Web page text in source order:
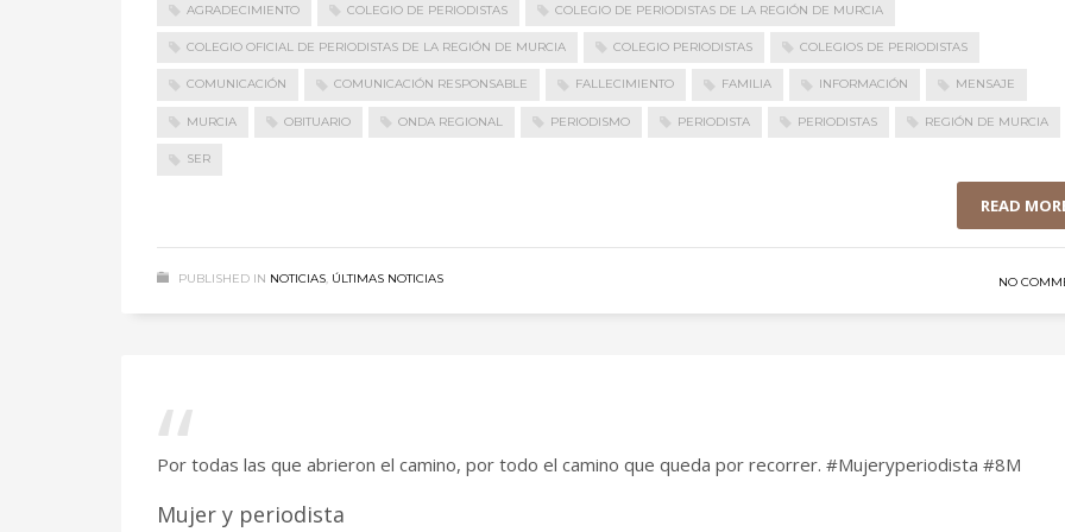
AGRADECIMIENTO COLEGIO DE PERIODISTAS COLEGIO DE PERIODISTAS DE LA REGIÓN DE MURCIA
COLEGIO OFICIAL DE PERIODISTAS DE LA REGIÓN DE MURCIA COLEGIO PERIODISTAS COLEGIOS DE PERIODISTAS
COMUNICACIÓN COMUNICACIÓN RESPONSABLE FALLECIMIENTO FAMILIA INFORMACIÓN MENSAJE
MURCIA OBITUARIO ONDA REGIONAL PERIODISMO PERIODISTA PERIODISTAS REGIÓN DE MURCIA
SER
READ
PUBLISHED IN NOTICIAS ÚLTIMAS NOTICIAS NO
Por todas las que abrieron el camino, por todo el camino que queda por recorrer. #Mujeryperiodista #8M
Mujer y periodista